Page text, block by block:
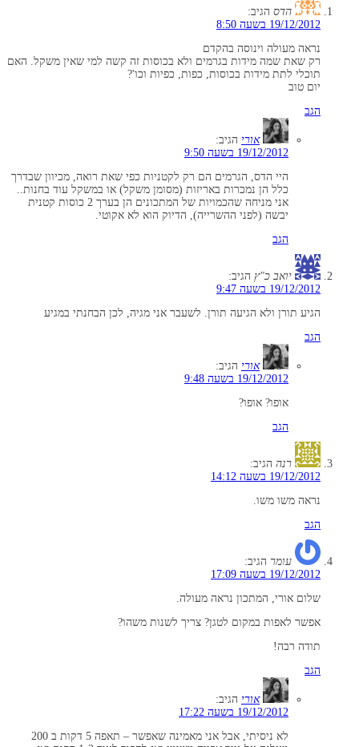
הדס הגיב:
19/12/2012 בשעה 8:50
נראה מעולה וינוסה בהקדם
רק שאת שמה מידות בגרמים ולא בכוסות זה קשה למי שאין משקל. האם
תוכלי לתת מידות בכוסות, כפות, כפיות וכו'?
יום טוב
הגב
אורי הגיב:
19/12/2012 בשעה 9:50
היי הדס, הגרמים הם רק לקטניות כפי שאת רואה, מכיוון שבדרך
כלל הן נמכרות באריזות (מסומן משקל) או במשקל עוד בחנות..
אני מניחה שהכמויות של המתכונים הן בערך 2 כוסות קטנית
יבשה (לפני ההשרייה), הדיוק הוא לא אקוטי.
הגב
יואב כ"ץ הגיב:
19/12/2012 בשעה 9:47
הגיע תורן ולא הגיעה תורן. לשעבר אני מגיה, לכן הבחנתי במגיע
הגב
אורי הגיב:
19/12/2012 בשעה 9:48
אופו? אופו?
הגב
רנה הגיב:
19/12/2012 בשעה 14:12
נראה משו משו.
הגב
עומר הגיב:
19/12/2012 בשעה 17:09
שלום אורי, המתכון נראה מעולה.
אפשר לאפות במקום לטגן? צריך לשנות משהו?
תודה רבה!
הגב
אורי הגיב:
19/12/2012 בשעה 17:22
לא ניסיתי, אבל אני מאמינה שאפשר – תאפה 5 דקות ב 200